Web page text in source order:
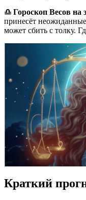
♎ Гороскоп Весов на
принесёт
может сбить с толку.
Краткий